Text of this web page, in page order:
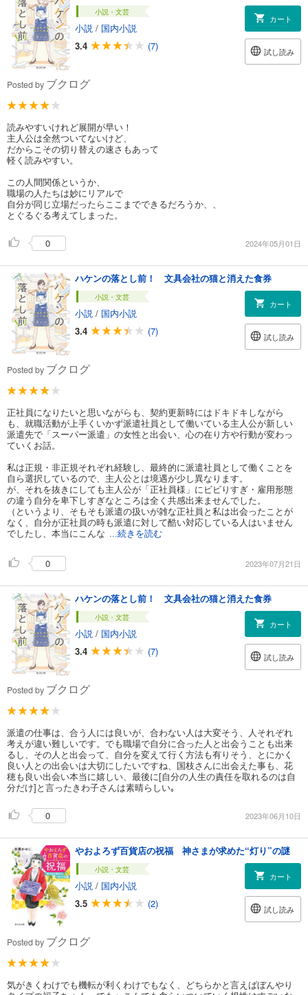
小説・文芸
小説 / 国内小説
3.4
(7)
カート
試し読み
Posted by ブクログ
読みやすいけれど展開が早い！
主人公は全然ついてないけど、
だからこその切り替えの速さもあって
軽く読みやすい。
この人間関係というか、
職場の人たちは妙にリアルで
自分が同じ立場だったらここまでできるだろうか、、
とぐるぐる考えてしまった。
0 2024年05月01日
ハケンの落とし前！ 文具会社の猫と消えた食券
小説・文芸
小説 / 国内小説
3.4
(7)
カート
試し読み
Posted by ブクログ
正社員になりたいと思いながらも、契約更新時にはドキドキしながら
も、就職活動が上手くいかず派遣社員として働いている主人公が新しい
派遣先で「スーパー派遣」の女性と出会い、心の在り方や行動が変わっ
ていくお話。
私は正規・非正規それぞれ経験し、最終的に派遣社員として働くことを
自ら選択しているので、主人公とは境遇が少し異なります。
が、それを抜きにしても主人公が「正社員様」にビビりすぎ・雇用形態
の違う自分を卑下しすぎなところは全く共感出来ませんでした。
（というより、そもそも派遣の扱いが雑な正社員と私は出会ったことが
なく、自分が正社員の時も派遣に対して酷い対応している人はいません
でしたし、本当にこんな ...続きを読む
0 2023年07月21日
ハケンの落とし前！ 文具会社の猫と消えた食券
小説・文芸
小説 / 国内小説
3.4
(7)
カート
試し読み
Posted by ブクログ
派遣の仕事は、合う人には良いが、合わない人は大変そう、人それぞれ
考えが違い難しいです。でも職場で自分に合った人と出会うことも出来
るし、その人と出会って、自分を変えて行く方法も有りそう、とにかく
良い人との出会いは大切にしたいですね、国枝さんに出会えた事も、花
穂も良い出会い本当に嬉しい、最後に[自分の人生の責任を取れるのは自
分だけ]と言ったきわ子さんは素晴らしい｡
0 2023年06月10日
やおよろず百貨店の祝福 神さまが求めた“灯り”の謎
小説・文芸
小説 / 国内小説
3.5
(2)
カート
試し読み
Posted by ブクログ
気がきくわけでも機転が利くわけでもなく、どちらかと言えばぼんやり